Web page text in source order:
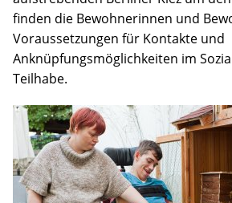
finden die Bewohnerinnen und
Voraussetzungen für Kontakte und
Anknüpfungsmöglichkeiten im
Teilhabe.